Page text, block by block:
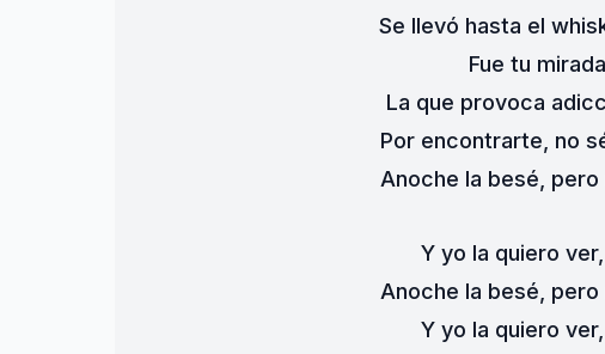
Se llevó hasta el
Fue tu
La que provoca
Por encontrarte, no
Anoche la besé,
Y yo la quiero
Anoche la besé,
Y yo la quiero